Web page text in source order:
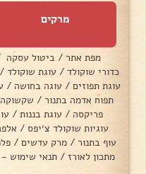
מרקים
מפת אתר / ביטול עסקה
כדורי שוקולד / עוגת שוקולד /
עוגת תפוזים / עוגה בחושה /
תפוח אדמה בתנור / שקשוקה
פריקסה / עוגת בננות /
עוגיות שוקולד צ׳יפס /
עוף בתנור / מרק עדשים /
מתכון לאורז / תנאי שימוש -